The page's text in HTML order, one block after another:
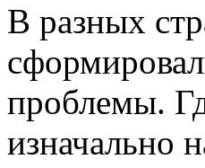
В разных
проблемы.
изначально